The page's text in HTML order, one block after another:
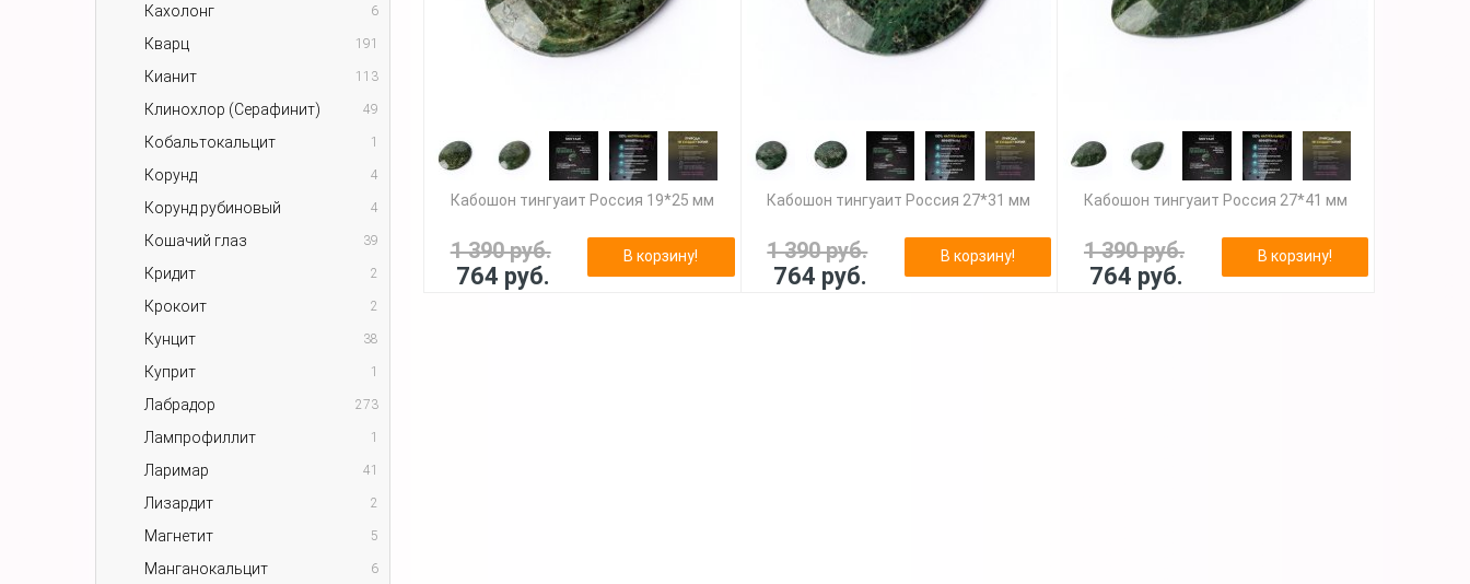
Кахолонг 6
Кварц 191
Кианит 113
Клинохлор (Серафинит) 49
Кобальтокальцит 1
Корунд 4
Корунд рубиновый 4
Кошачий глаз 39
Кридит 2
Крокоит 2
Кунцит 38
Куприт 1
Лабрадор 273
Лампрофиллит 1
Ларимар 41
Лизардит 2
Магнетит 5
Манганокальцит 6
Кабошон тингуаит Россия 19*25 мм
1 390 руб.
764 руб.
В корзину!
Кабошон тингуаит Россия 27*31 мм
1 390 руб.
764 руб.
В корзину!
Кабошон тингуаит Россия 27*41 мм
1 390 руб.
764 руб.
В корзину!